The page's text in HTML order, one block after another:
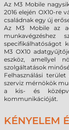
Az M3 Mobile
2016 elején OX10-re
családnak egy új
Az M3 Mobile az
specifikálhatóságot
M3 OX10
eszköz, amellyel
szolgáltatások
Felhasználási
szerviz mérnökök
a kis- és
kommunikációját.
KÉNYELEM